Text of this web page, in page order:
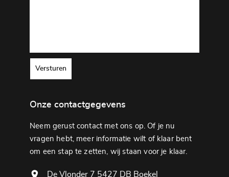
Versturen
Onze contactgegevens
Neem gerust contact met ons op. Of je nu
vragen hebt, meer informatie wilt of klaar bent
om een ​​stap te zetten, wij staan ​​voor je klaar.
De Vlonder 7 5427 DB Boekel